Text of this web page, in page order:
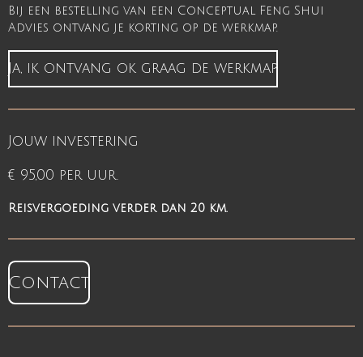
Bij een bestelling van een Conceptual Feng Shui
Advies ontvang je korting op de werkmap.
Ja, ik ontvang ok graag de werkmap
Jouw investering
€ 95,00 per uur.
Reisvergoeding verder dan 20 km.
Contact